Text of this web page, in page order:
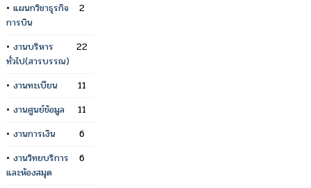
• แผนกวิชาธุรกิจ
การบิน
2
• งานบริหาร
ทั่วไป(สารบรรณ)
22
• งานทะเบียน
11
• งานศูนย์ข้อมูล
11
• งานการเงิน
6
• งานวิทยบริการ
และห้องสมุด
6